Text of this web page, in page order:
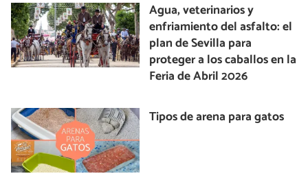
Agua, veterinarios y
enfriamiento del asfalto: el
plan de Sevilla para
proteger a los caballos en la
Feria de Abril 2026
Tipos de arena para gatos